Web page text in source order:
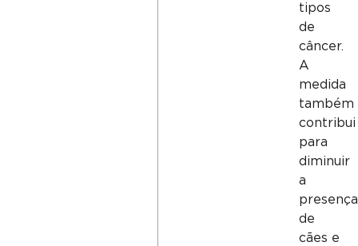
tipos
de
câncer.
A
medida
também
contribui
para
diminuir
a
presença
de
cães e